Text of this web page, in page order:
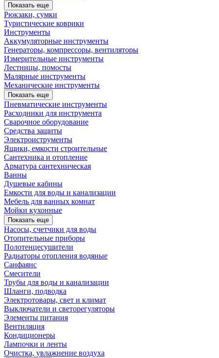
Показать еще
Рюкзаки, сумки
Туристические коврики
Инструменты
Аккумуляторные инструменты
Генераторы, компрессоры, вентиляторы
Измерительные инструменты
Лестницы, помосты
Малярные инструменты
Механические инструменты
Показать еще
Пневматические инструменты
Расходники для инструмента
Сварочное оборудование
Средства защиты
Электроиструменты
Ящики, емкости строительные
Сантехника и отопление
Арматура сантехническая
Ванны
Душевые кабины
Емкости для воды и канализации
Мебель для ванных комнат
Мойки кухонные
Показать еще
Насосы, счетчики для воды
Отопительные приборы
Полотенцесушители
Радиаторы отопления водяные
Санфаянс
Смесители
Трубы для воды и канализации
Шланги, подводка
Электротовары, свет и климат
Выключатели и светорегуляторы
Элементы питания
Вентиляция
Кондиционеры
Лампочки и ленты
Очистка, увлажнение воздуха